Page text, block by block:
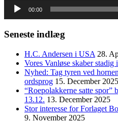
Audio
Player
00:00
Seneste indlæg
H.C. Andersen i USA 28.
Vores Vanløse skaber stadig
Nyhed: Tag tyren ved
ordsprog 15. December 2025
“Roepolakkerne satte spor”
13.12. 13. December 2025
Stor interesse for Forlaget
9. November 2025